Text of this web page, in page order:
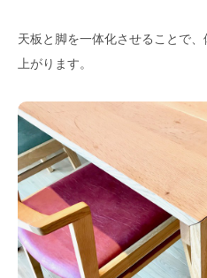
天板と脚を一体化させることで
上がります。